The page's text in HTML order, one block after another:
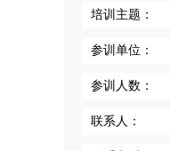
培训主题：
参训单位：
参训人数：
联系人：